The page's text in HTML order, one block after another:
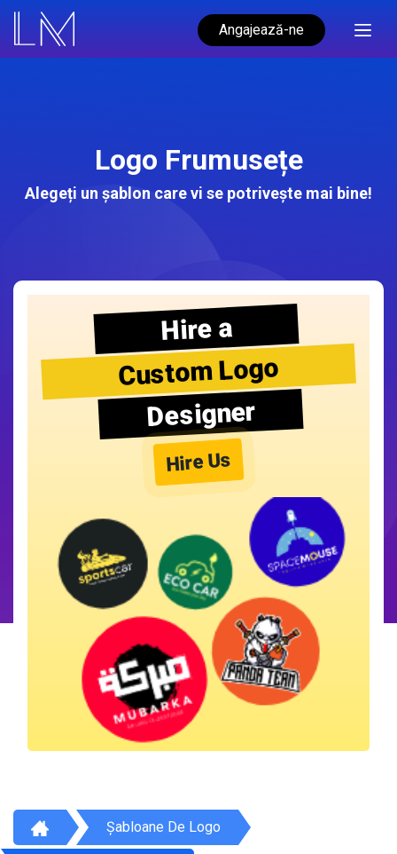
Angajează-ne
Logo Frumusețe
Alegeți un șablon care vi se potrivește mai bine!
Hire a
Custom Logo
Designer
Hire Us
Șabloane De Logo